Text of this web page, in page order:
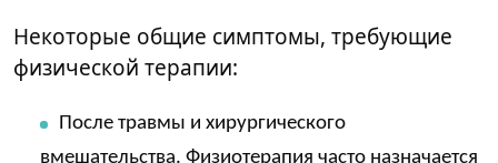
Некоторые общие симптомы, требующие
физической терапии:
После травмы и хирургического
вмешательства. Физиотерапия часто назначается